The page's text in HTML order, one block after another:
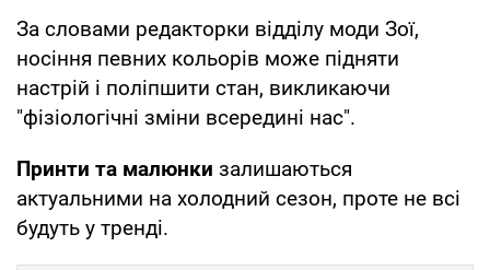
За словами редакторки відділу моди Зої,
носіння певних кольорів може підняти
настрій і поліпшити стан, викликаючи
"фізіологічні зміни всередині нас".
Принти та малюнки залишаються
актуальними на холодний сезон, проте не всі
будуть у тренді.